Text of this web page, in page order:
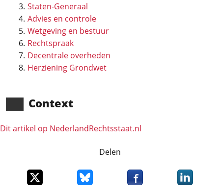
Staten-Generaal
Advies en controle
Wetgeving en bestuur
Rechtspraak
Decentrale overheden
Herziening Grondwet
Context
Dit artikel op NederlandRechts­staat.nl
Delen
Deel dit item op XDeel dit item op Bluesky
Deel dit item opDeel dit